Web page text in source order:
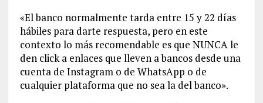
«El banco normalmente tarda entre 15 y 22 días
hábiles para darte respuesta, pero en este
contexto lo más recomendable es que NUNCA le
den click a enlaces que lleven a bancos desde una
cuenta de Instagram o de WhatsApp o de
cualquier plataforma que no sea la del banco».